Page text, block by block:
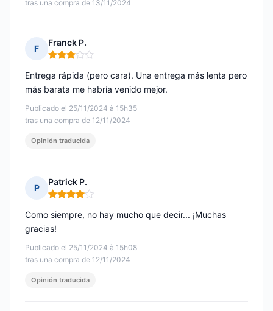
tras una compra de 13/11/2024
F
Franck P.
Nota: 3 de 5
Publicado el 25/11/2024 à 15h35
tras una compra de 12/11/2024
Entrega rápida (pero cara). Una entrega más lenta pero
más barata me habría venido mejor.
Opinión traducida
P
Patrick P.
Nota: 4 de 5
Publicado el 25/11/2024 à 15h08
tras una compra de 12/11/2024
Como siempre, no hay mucho que decir... ¡Muchas
gracias!
Opinión traducida